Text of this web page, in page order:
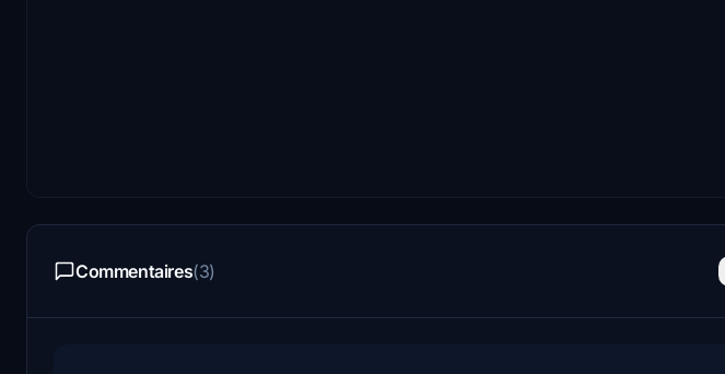
Commentaires(3)